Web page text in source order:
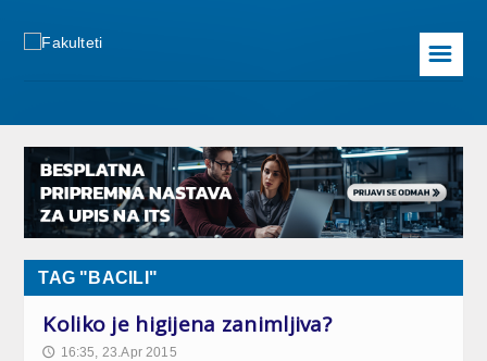
☰
TAG "BACILI"
Koliko je higijena zanimljiva?
🕔 16:35, 23.Apr 2015